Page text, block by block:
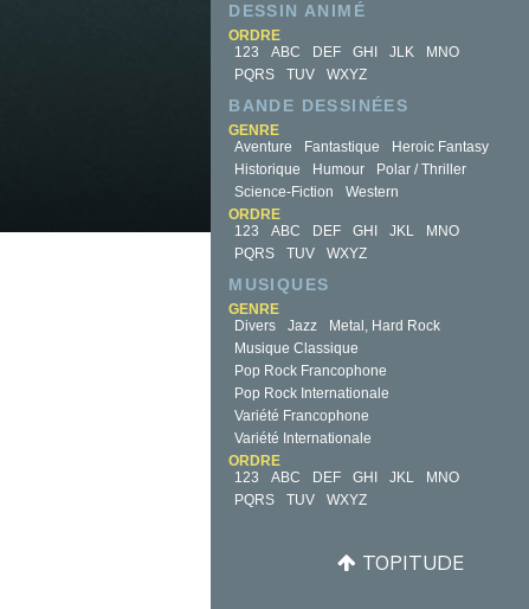
DESSIN ANIMÉ
ORDRE
123
ABC DEF GHI JLK
MNO
PQRS
TUV WXYZ
BANDE DESSINÉES
GENRE
Aventure
Fantastique
Heroic Fantasy
Historique
Humour
Polar / Thriller
Science-Fiction
Western
ORDRE
123
ABC DEF GHI JKL
MNO
PQRS
TUV WXYZ
MUSIQUES
GENRE
Divers
Jazz
Metal, Hard Rock
Musique Classique
Pop Rock Francophone
Pop Rock Internationale
Variété Francophone
Variété Internationale
ORDRE
123
ABC DEF GHI JKL
MNO
PQRS
TUV WXYZ
TOPITUDE